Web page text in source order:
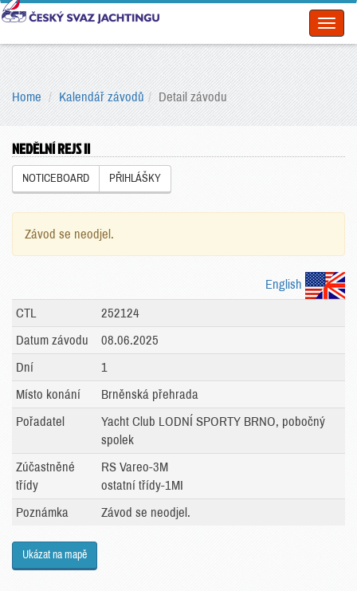
Home Kalendář závodů Detail závodu
NEDĚLNÍ REJS II
NOTICEBOARD PŘIHLÁŠKY
Závod se neodjel.
English
CTL
252124
Datum závodu
08.06.2025
Dní
1
Místo konání
Brněnská přehrada
Pořadatel
Yacht Club LODNÍ SPORTY BRNO, pobočný
spolek
Zúčastněné
třídy
RS Vareo-3M
ostatní třídy-1MI
Poznámka
Závod se neodjel.
Ukázat na mapě